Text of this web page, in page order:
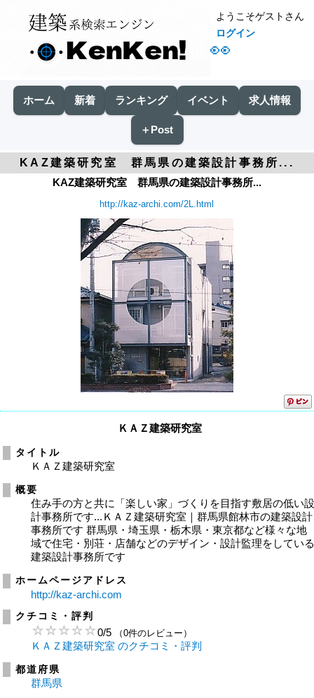
👀
ようこそゲストさん
ログイン
ホーム 新着 ランキング イベント 求人情報
＋Post
KAZ建築研究室 群馬県の建築設計事務所...
KAZ建築研究室 群馬県の建築設計事務所...
http://kaz-archi.com/2L.html
ＫＡＺ建築研究室
タイトル
ＫＡＺ建築研究室
概要
住み手の方と共に「楽しい家」づくりを目指す敷居の低い
計事務所です...ＫＡＺ建築研究室｜群馬県館林市の建築設計
事務所です 群馬県・埼玉県・栃木県・東京都など様々な地
域で住宅・別荘・店舗などのデザイン・設計監理をしてい
建築設計事務所です
ホームページアドレス
http://kaz-archi.com
クチコミ・評判
0/5 （0件のレビュー）
ＫＡＺ建築研究室 のクチコミ・評判
都道府県
群馬県